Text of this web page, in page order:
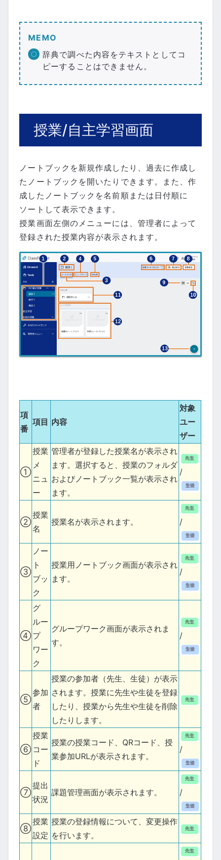
MEMO
辞典で調べた内容をテキストとしてコ
ピーすることはできません。
授業/自主学習画面
ノートブックを新規作成したり、過去に作成し
たノートブックを開いたりできます。また、作
成したノートブックを名前順または日付順に
ソートして表示できます。
授業画面左側のメニューには、管理者によって
登録された授業内容が表示されます。
項
番
項目 内容
対象
ユー
ザー
①
授業
メ
ニュ
ー
管理者が登録した授業名が表示され
ます。選択すると、授業のフォルダ
およびノートブック一覧が表示され
ます。
/
②
授業
名
授業名が表示されます。 /
③
ノー
ト
ブッ
ク
授業用ノートブック画面が表示され
ます。
/
④
グ
ルー
プ
ワー
ク
グループワーク画面が表示されま
す。
/
⑤
参加
者
授業の参加者（先生、生徒）が表示
されます。授業に先生や生徒を登録
したり、授業から先生や生徒を削除
したりします。
⑥
授業
コー
ド
授業の授業コード、QRコード、授
業参加URLが表示されます。
/
⑦
提出
状況
課題管理画面が表示されます。 /
⑧
授業
設定
授業の登録情報について、変更操作
を行います。